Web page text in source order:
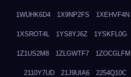
1WUHK6D4 1X9NP2FS 1XEHVF4N
1XSROT4L 1YS8YJ6Z 1YSKFL0G
1Z1US2M8 1ZLGWTF7 1ZOCGLFM
2110Y7UD 21J9UIA6 2254Q10C